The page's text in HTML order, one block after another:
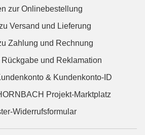
zur Onlinebestellung
Versand und Lieferung
Zahlung und Rechnung
Rückgabe und Reklamation
& Kundenkonto-ID
Projekt-Marktplatz
Widerrufsformular